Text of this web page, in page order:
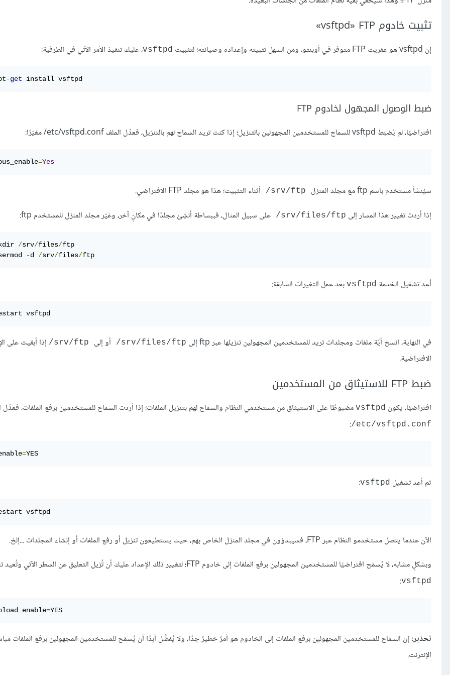
تثبيت خادوم FTP‏ ‎«vsftpd»‎
إن vsftpd هو عفريت FTP متوفر في أوبنتو، ومن السهل تثبيته وإعداده وصيانته؛ لتثبيت vsftpd، عليك تنفيذ الأمر الآتي في الطرفية:
-get install vsftpd
ضبط الوصول المجهول لخادوم FTP
افتراضيًا، لم يُضبَط vsftpd للسماح للمستخدمين المجهولين بالتنزيل؛ إذا كنت تريد السماح لهم بالتنزيل، فعدِّل الملف ‎/etc/vsftpd.conf مغيّرًا:
=Yes
سيُنشَأ مستخدم باسم ftp مع مجلد المنزل
أثناء التثبيت؛ هذا هو مجلد FTP الافتراضي.
إذا أردت تغيير هذا المسار إلى ‎/srv/files/ftp على سبيل المثال، فببساطة أنشِئ مجلدًا في مكانٍ آخر، وغيّر مجلد المنزل للمستخدم ftp:
/srv/files/ftp
-d /srv/files/ftp
أعد تشغيل الخدمة vsftpd بعد عمل التغيرات السابقة:
vsftpd
في النهاية، انسخ أيّة ملفات ومجلدات تريد للمستخدمين المجهولين تنزيلها عبر ftp إلى ‎/srv/files/ftp أو إلى
إذا أبقيت على
الافتراضية.
ضبط FTP للاستيثاق من المستخدمين
افتراضيًا، يكون vsftpd مضبوطًا على الاستيثاق من مستخدمي النظام والسماح لهم بتنزيل الملفات؛ إذا أردت السماح للمستخدمين برفع الملفات، فعدِّل
/etc/vsftpd.conf
:
=YES
ثم أعد تشغيل vsftpd
:
vsftpd
الآن عندما يتصل مستخدمو النظام عبر FTP، فسيبدؤون في مجلد المنزل الخاص بهم، حيث يستطيعون تنزيل أو رفع الملفات أو إنشاء المجلدات ...إلخ.
وبشكلٍ مشابه، لا يُسمَح افتراضيًا للمستخدمين المجهولين برفع الملفات إلى خادوم FTP؛ لتغيير ذلك الإعداد عليك أن تُزيل التعليق عن السطر الآتي وتُعيد تشغيل خدمة
vsftpd
:
=YES
تحذير: إن السماح للمستخدمين المجهولين برفع الملفات إلى الخادوم هو أمرٌ خطيرٌ جدًا، ولا يُفضَّل أبدًا أن يُسمَح للمستخدمين المجهولين برفع الملفات
الإنترنت.